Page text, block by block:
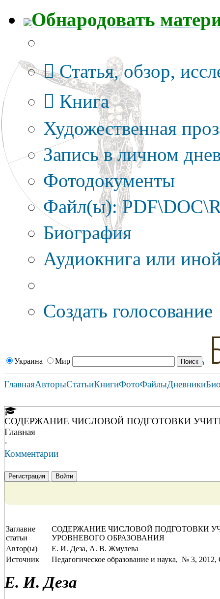
Обнародовать
Статья, обзор,
Книга
Художественная
Запись в личном
Фотодокументы
Файл(ы):
Биография
Аудиокнига или
Создать голосование
Украина Мир
ГлавнаяАвторыСтатьиКнигиФотоФайлыДневники
СОДЕРЖАНИЕ ЧИСЛОВОЙ ПОДГОТОВКИ
Главная
·
Комментарии
Регистрация Войти
Заглавие
статьи
СОДЕРЖАНИЕ ЧИСЛОВОЙ ПОДГОТОВКИ
УРОВНЕВОГО ОБРАЗОВАНИЯ
Автор(ы)
Е. И. Деза, А. В. Жмулева
Источник
Педагогическое образование и наука, № 3, 2012,
Е. И. Деза